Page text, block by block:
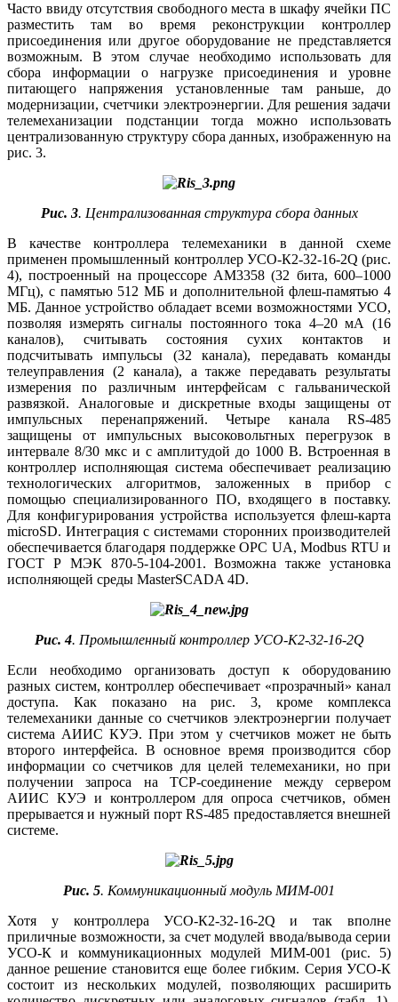
Часто ввиду отсутствия свободного места в шкафу ячейки ПС
разместить там во время реконструкции контроллер
присоединения или другое оборудование не представляется
возможным. В этом случае необходимо использовать для
сбора информации о нагрузке присоединения и уровне
питающего напряжения установленные там раньше, до
модернизации, счетчики электроэнергии. Для решения задачи
телемеханизации подстанции тогда можно использовать
централизованную структуру сбора данных, изображенную на
рис. 3.
Рис. 3. Централизованная структура сбора данных
В качестве контроллера телемеханики в данной схеме
применен промышленный контроллер УСО-К2-32-16-2Q (рис.
4), построенный на процессоре AM3358 (32 бита, 600–1000
МГц), с памятью 512 МБ и дополнительной флеш-памятью 4
МБ. Данное устройство обладает всеми возможностями УСО,
позволяя измерять сигналы постоянного тока 4–20 мА (16
каналов), считывать состояния сухих контактов и
подсчитывать импульсы (32 канала), передавать команды
телеуправления (2 канала), а также передавать результаты
измерения по различным интерфейсам с гальванической
развязкой. Аналоговые и дискретные входы защищены от
импульсных перенапряжений. Четыре канала RS‑485
защищены от импульсных высоковольтных перегрузок в
интервале 8/30 мкс и с амплитудой до 1000 В. Встроенная в
контроллер исполняющая система обеспечивает реализацию
технологических алгоритмов, заложенных в прибор с
помощью специализированного ПО, входящего в поставку.
Для конфигурирования устройства используется флеш-карта
microSD. Интеграция с системами сторонних производителей
обеспечивается благодаря поддержке OPC UA, Modbus RTU и
ГОСТ Р МЭК 870-5-104-2001. Возможна также установка
исполняющей среды MasterSCADA 4D.
Рис. 4. Промышленный контроллер УСО-К2-32-16-2Q
Если необходимо организовать доступ к оборудованию
разных систем, контроллер обеспечивает «прозрачный» канал
доступа. Как показано на рис. 3, кроме комплекса
телемеханики данные со счетчиков электроэнергии получает
система АИИС КУЭ. При этом у счетчиков может не быть
второго интерфейса. В основное время производится сбор
информации со счетчиков для целей телемеханики, но при
получении запроса на TCP-соединение между сервером
АИИС КУЭ и контроллером для опроса счетчиков, обмен
прерывается и нужный порт RS‑485 предоставляется внешней
системе.
Рис. 5. Коммуникационный модуль МИМ‑001
Хотя у контроллера УСО-К2-32-16-2Q и так вполне
приличные возможности, за счет модулей ввода/вывода серии
УСО-К и коммуникационных модулей МИМ‑001 (рис. 5)
данное решение становится еще более гибким. Серия УСО‑К
состоит из нескольких модулей, позволяющих расширить